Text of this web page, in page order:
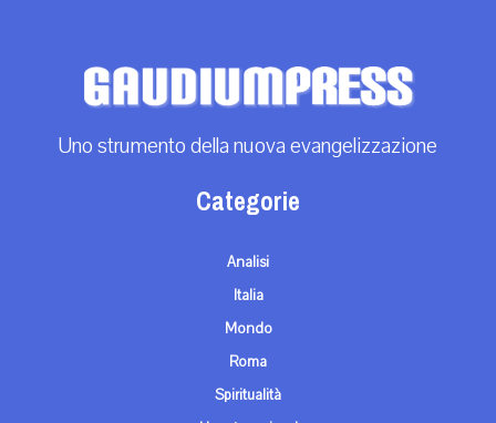
Uno strumento della nuova evangelizzazione
Categorie
Analisi
Italia
Mondo
Roma
Spiritualità